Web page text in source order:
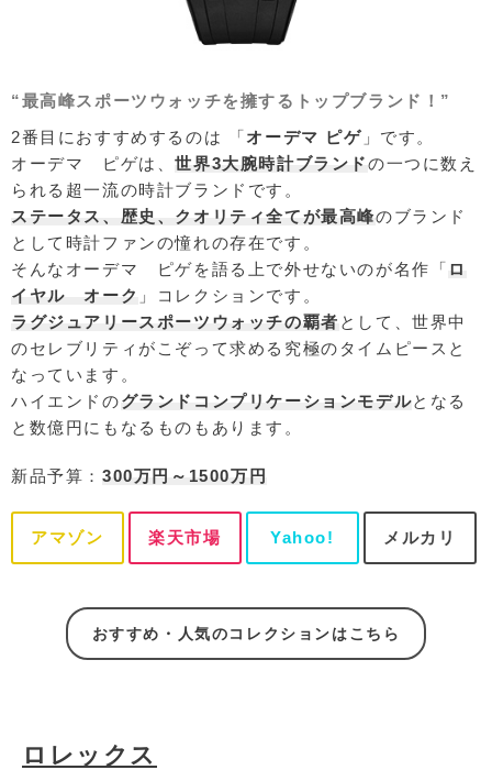
“最高峰スポーツウォッチを擁するトップブランド！”
2番目におすすめするのは 「オーデマ ピゲ 」です。
オーデマ ピゲは、世界3大腕時計ブランドの一つに数え
られる超一流の時計ブランドです。
ステータス、歴史、クオリティ全てが最高峰のブランド
として時計ファンの憧れの存在です。
そんなオーデマ ピゲを語る上で外せないのが名作「 ロ
イヤル オーク 」コレクションです。
ラグジュアリースポーツウォッチの覇者 として、世界中
のセレブリティがこぞって求める究極のタイムピースと
なっています。
ハイエンドのグランドコンプリケーションモデルとなる
と数億円にもなるものもあります。
新品予算： 300万円～1500万円
アマゾン 楽天市場 Yahoo! メルカリ
おすすめ・人気のコレクションはこちら
ロレックス